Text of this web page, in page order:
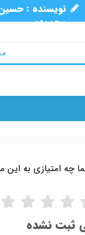
نویسنده :
محمودی
ثبت نشده
چه امتیازی به این